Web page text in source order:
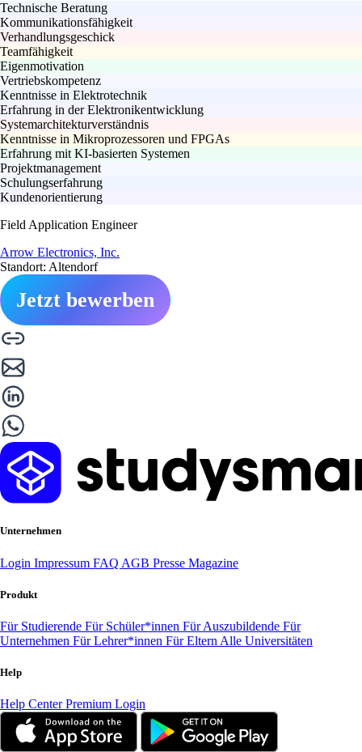
Technische Beratung
Kommunikationsfähigkeit
Verhandlungsgeschick
Teamfähigkeit
Eigenmotivation
Vertriebskompetenz
Kenntnisse in Elektrotechnik
Erfahrung in der Elektronikentwicklung
Systemarchitekturverständnis
Kenntnisse in Mikroprozessoren und FPGAs
Erfahrung mit KI-basierten Systemen
Projektmanagement
Schulungserfahrung
Kundenorientierung
Field Application Engineer
Arrow Electronics, Inc.
Standort: Altendorf
Jetzt bewerben
Unternehmen
Login Impressum FAQ AGB Presse Magazine
Produkt
Für Studierende Für Schüler*innen Für Auszubildende Für
Unternehmen Für Lehrer*innen Für Eltern Alle Universitäten
Help
Help CenterPremium Login